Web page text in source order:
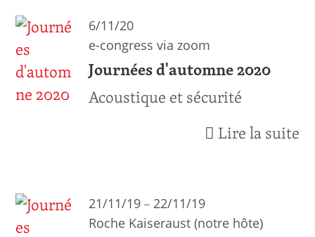
6/11/20
e-congress via zoom
Journées d'automne 2020
Acoustique et sécurité
Lire la suite
21/11/19 – 22/11/19
Roche Kaiseraust (notre hôte)